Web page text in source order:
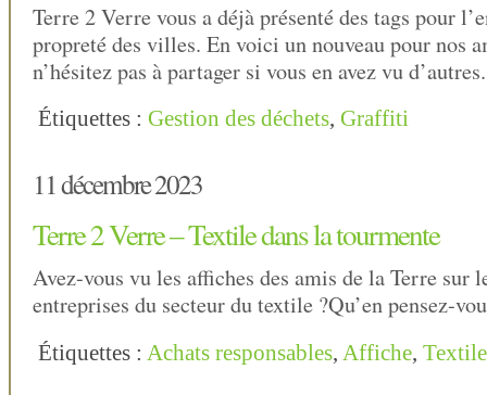
Terre 2 Verre vous a déjà présenté des tags pour
propreté des villes. En voici un nouveau pour nos
n’hésitez pas à partager si vous en avez vu d’autres.
Étiquettes : Gestion des déchets, Graffiti
11 décembre 2023
Terre 2 Verre – Textile dans la tourmente
Avez-vous vu les affiches des amis de la Terre sur
entreprises du secteur du textile ?Qu’en pensez-
Étiquettes : Achats responsables, Affiche, Textile